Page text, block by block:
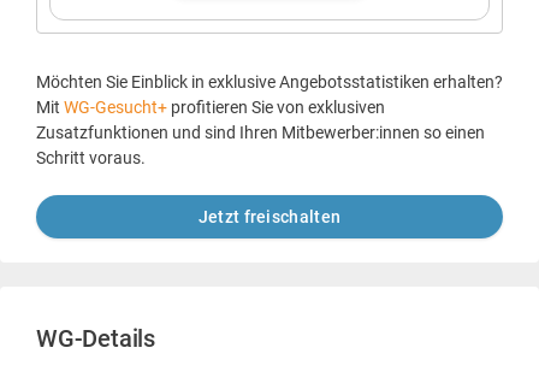
Möchten Sie Einblick in exklusive Angebotsstatistiken erhalten?
Mit WG-Gesucht+ profitieren Sie von exklusiven
Zusatzfunktionen und sind Ihren Mitbewerber:innen so einen
Schritt voraus.
Jetzt freischalten
WG-Details